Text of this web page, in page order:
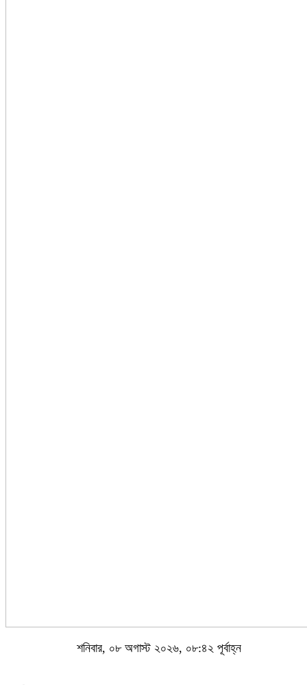
শনিবার, ০৮ অগাস্ট ২০২৬, ০৮:৪২ পূর্বাহ্ন